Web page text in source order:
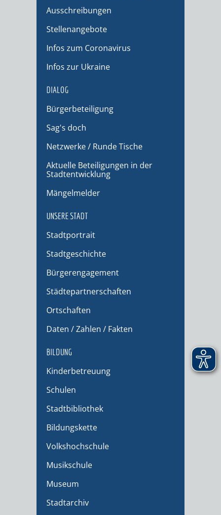
Ausschreibungen
Stellenangebote
Infos zum Coronavirus
Infos zur Ukraine
DIALOG
Bürgerbeteiligung
Sag's doch
Netzwerke / Runde Tische
Aktuelle Beteiligungen in der
Stadtentwicklung
Mängelmelder
UNSERE STADT
Stadtportrait
Stadtgeschichte
Bürgerengagement
Städtepartnerschaften
Ortschaften
Daten / Zahlen / Fakten
BILDUNG
Kinderbetreuung
Schulen
Stadtbibliothek
Bildungskette
Volkshochschule
Musikschule
Museum
Stadtarchiv